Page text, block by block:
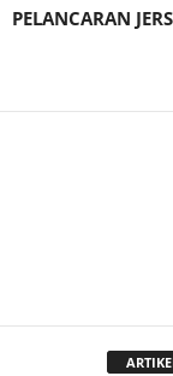
PELANCARAN